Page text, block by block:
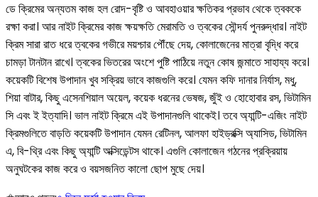
ডে ক্রিমের অন্যতম কাজ হল রোদ-বৃষ্টি ও আবহাওয়ার ক্ষতিকর প্রভাব থেকে ত্বককে
রক্ষা করা। আর নাইট ক্রিমের কাজ ক্ষয়ক্ষতি মেরামতি ও ত্বকের সৌন্দর্য পুনরুদ্ধার। নাইট
ক্রিম সারা রাত ধরে ত্বকের গভীরে ময়শ্চার পৌঁছে দেয়, কোলাজেনের মাত্রা বৃদ্ধি করে
চামড়া টানটান রাখে। ত্বকের ভিতরের অংশে পুষ্টি পাঠিয়ে নতুন কোষ জন্মাতে সাহায্য করে।
কয়েকটি বিশেষ উপাদান খুব সক্রিয় ভাবে কাজগুলি করে। যেমন কফি দানার নির্যাস, মধু,
শিয়া বাটার, কিছু এসেনশিয়াল অয়েল, কয়েক ধরনের ভেষজ, জুঁই ও হোহোবার রস, ভিটামিন
সি এবং ই ইত্যাদি। ভাল নাইট ক্রিমে এই উপাদানগুলি থাকেই। তবে অ্যান্টি-এজিং নাইট
ক্রিমগুলিতে বাড়তি কয়েকটি উপাদান যেমন রেটিনল, আলফা হাইড্রক্সি অ্যাসিড, ভিটামিন
এ, বি-থ্রি এবং কিছু অ্যান্টি অক্সিডেন্টস থাকে। এগুলি কোলাজেন গঠনের প্রক্রিয়ায়
অনুঘটকের কাজ করে ও বয়সজনিত কালো ছোপ মুছে দেয়।